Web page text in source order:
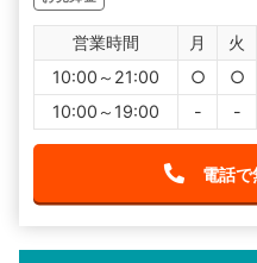
営業時間 月 火
10:00～21:00
○ ○
10:00～19:00
- -
電話で